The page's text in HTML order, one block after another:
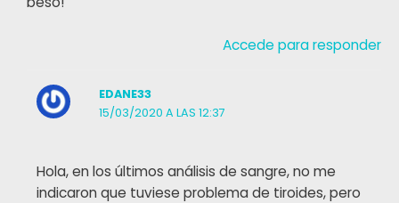
Accede para responder
EDANE33
15/03/2020 A LAS 12:37
Hola, en los últimos análisis de sangre, no me
indicaron que tuviese problema de tiroides, pero